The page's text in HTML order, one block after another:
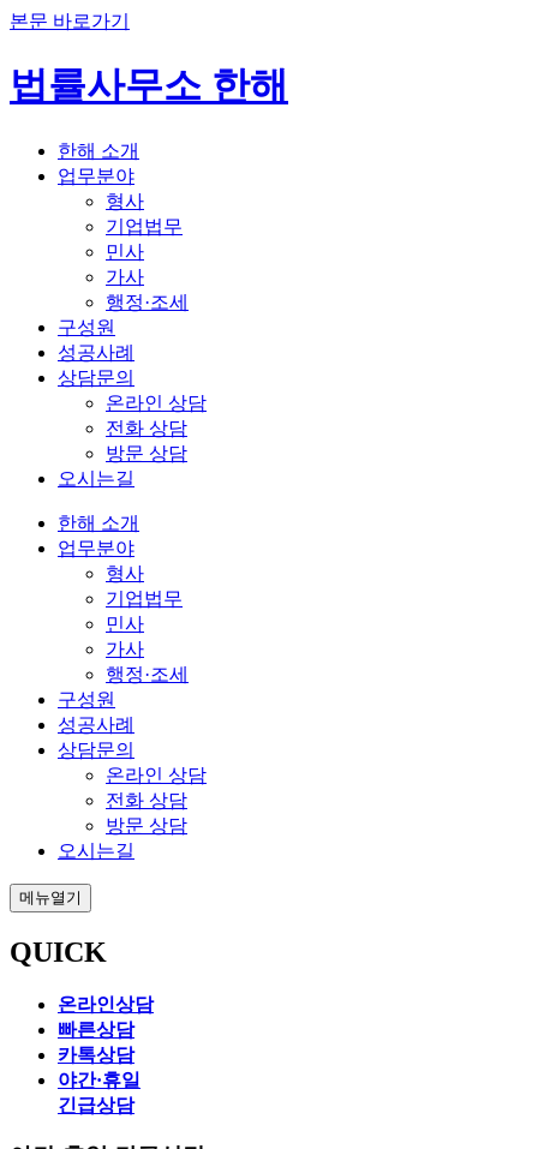
본문 바로가기
법률사무소 한해
한해 소개
업무분야
형사
기업법무
민사
가사
행정·조세
구성원
성공사례
상담문의
온라인 상담
전화 상담
방문 상담
오시는길
한해 소개
업무분야
형사
기업법무
민사
가사
행정·조세
구성원
성공사례
상담문의
온라인 상담
전화 상담
방문 상담
오시는길
메뉴열기
QUICK
온라인상담
빠른상담
카톡상담
야간·휴일
긴급상담